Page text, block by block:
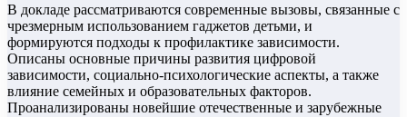
В докладе рассматриваются современные вызовы, связанные с
чрезмерным использованием гаджетов детьми, и
формируются подходы к профилактике зависимости.
Описаны основные причины развития цифровой
зависимости, социально-психологические аспекты, а также
влияние семейных и образовательных факторов.
Проанализированы новейшие отечественные и зарубежные